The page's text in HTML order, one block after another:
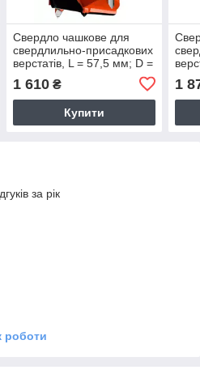
Свердло чашкове для
свердлильно-присадкових
верстатів, L = 57,5 мм; D =
1 610₴
Купити
1
за рік
роботи